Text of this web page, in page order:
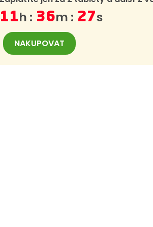
11h : 36m : 26s
NAKUPOVAT